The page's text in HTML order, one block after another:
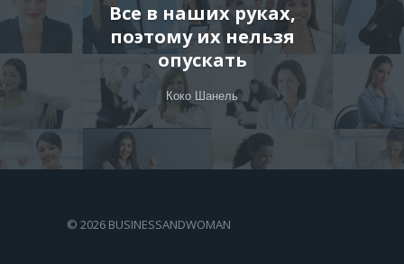
Все в наших руках,
поэтому их нельзя
опускать
Коко Шанель
© 2026 BUSINESSANDWOMAN